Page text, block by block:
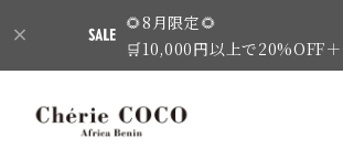
🌻8月限定🌻
🛒10,000円以上で20%OFF